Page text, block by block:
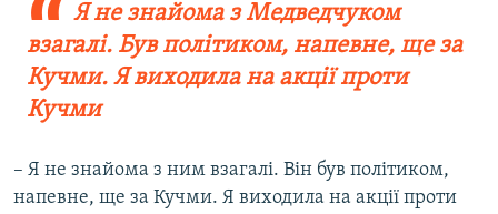
Я не знайома з Медведчуком
взагалі. Був політиком, напевне, ще за
Кучми. Я виходила на акції проти
Кучми
– Я не знайома з ним взагалі. Він був політиком,
напевне, ще за Кучми. Я виходила на акції проти